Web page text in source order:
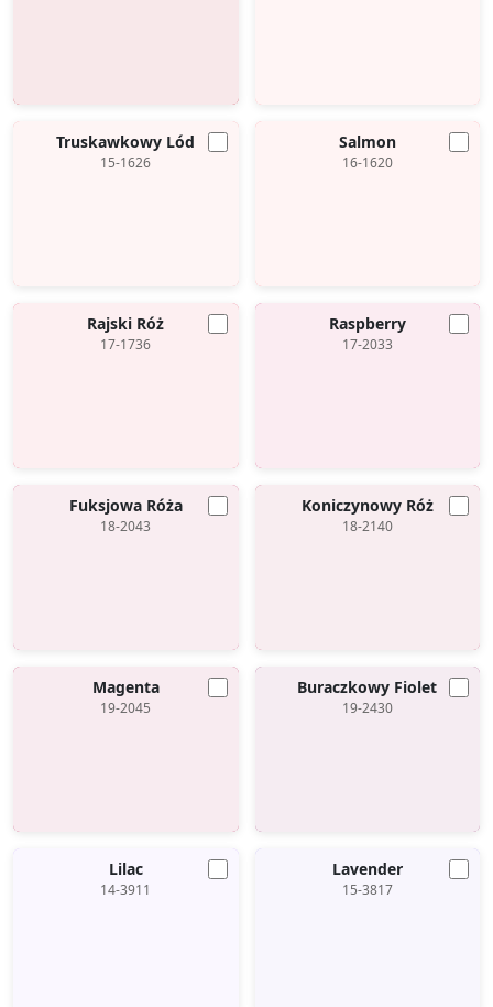
Truskawkowy Lód
15-1626
Salmon
16-1620
Rajski Róż
17-1736
Raspberry
17-2033
Fuksjowa Róża
18-2043
Koniczynowy Róż
18-2140
Magenta
19-2045
Buraczkowy Fiolet
19-2430
Lilac
14-3911
Lavender
15-3817